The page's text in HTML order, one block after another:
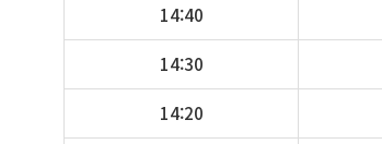
14:40
14:30
14:20